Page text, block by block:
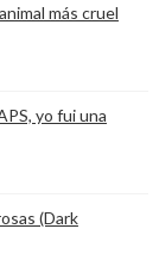
más cruel
yo fui una
(Dark